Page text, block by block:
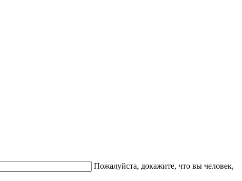
Пожалуйста, докажите, что вы человек,